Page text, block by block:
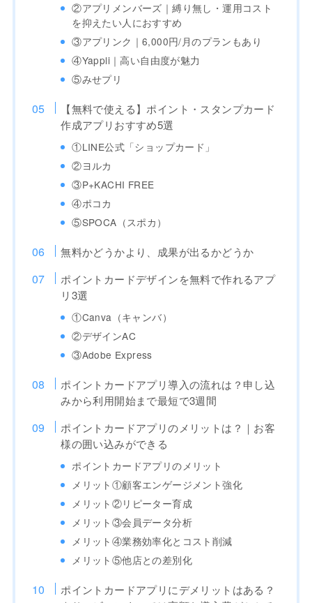
②アプリメンバーズ｜縛り無し・運用コスト
を抑えたい人におすすめ
③アプリンク｜6,000円/月のプランもあり
④Yappli｜高い自由度が魅力
⑤みせプリ
【無料で使える】ポイント・スタンプカード
作成アプリおすすめ5選
①LINE公式「ショップカード」
②ヨルカ
③P+KACHI FREE
④ポコカ
⑤SPOCA（スポカ）
無料かどうかより、成果が出るかどうか
ポイントカードデザインを無料で作れるアプ
リ3選
①Canva（キャンバ）
②デザインAC
③Adobe Express
ポイントカードアプリ導入の流れは？申し込
みから利用開始まで最短で3週間
ポイントカードアプリのメリットは？｜お客
様の囲い込みができる
ポイントカードアプリのメリット
メリット①顧客エンゲージメント強化
メリット②リピーター育成
メリット③会員データ分析
メリット④業務効率化とコスト削減
メリット⑤他店との差別化
ポイントカードアプリにデメリットはある？